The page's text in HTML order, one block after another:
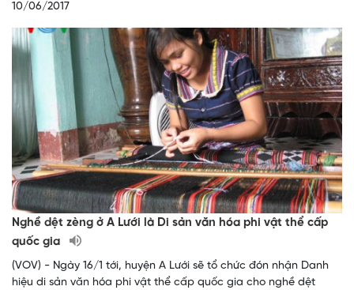
10/06/2017
Nghề dệt zèng ở A Lưới là Di sản văn hóa phi vật thể cấp
quốc gia
(VOV) - Ngày 16/1 tới, huyện A Lưới sẽ tổ chức đón nhận Danh
hiệu di sản văn hóa phi vật thể cấp quốc gia cho nghề dệt